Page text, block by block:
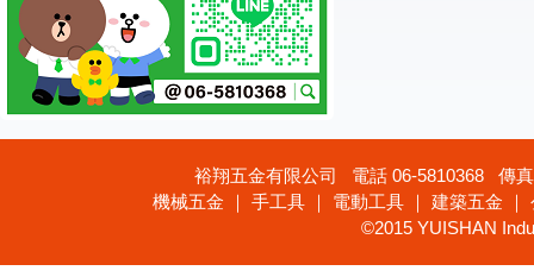
裕翔五金有限公司 電話 06-5810368 傳
機械五金 ｜ 手工具 ｜ 電動工具 ｜ 建築五金
©2015 YUISHAN